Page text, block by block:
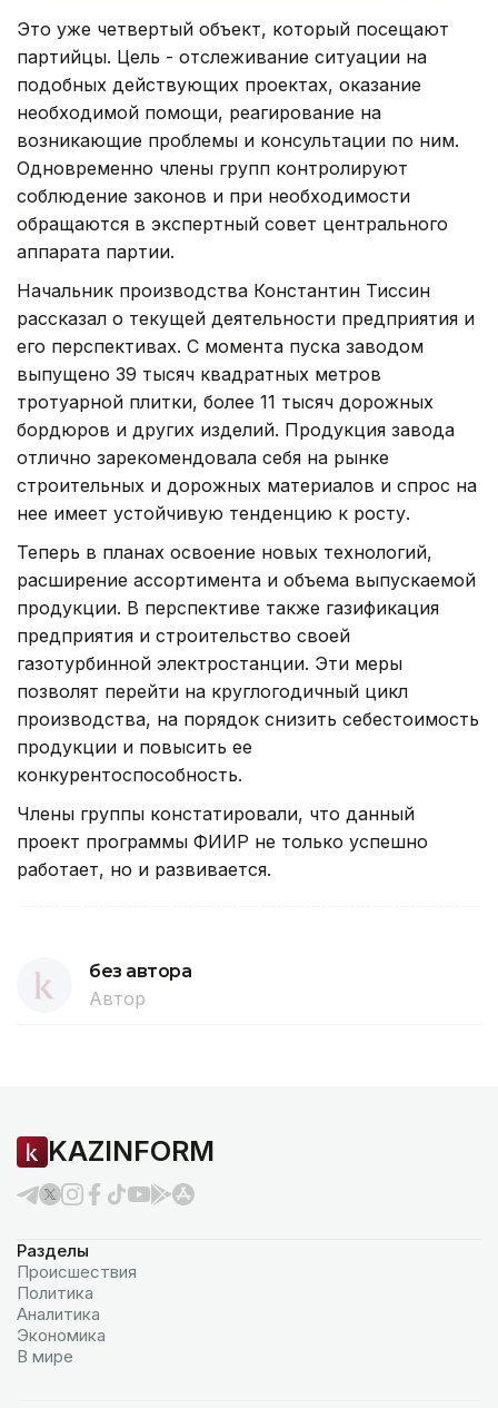
Это уже четвертый объект, который посещают
партийцы. Цель - отслеживание ситуации на
подобных действующих проектах, оказание
необходимой помощи, реагирование на
возникающие проблемы и консультации по ним.
Одновременно члены групп контролируют
соблюдение законов и при необходимости
обращаются в экспертный совет центрального
аппарата партии.
Начальник производства Константин Тиссин
рассказал о текущей деятельности предприятия и
его перспективах. С момента пуска заводом
выпущено 39 тысяч квадратных метров
тротуарной плитки, более 11 тысяч дорожных
бордюров и других изделий. Продукция завода
отлично зарекомендовала себя на рынке
строительных и дорожных материалов и спрос на
нее имеет устойчивую тенденцию к росту.
Теперь в планах освоение новых технологий,
расширение ассортимента и объема выпускаемой
продукции. В перспективе также газификация
предприятия и строительство своей
газотурбинной электростанции. Эти меры
позволят перейти на круглогодичный цикл
производства, на порядок снизить себестоимость
продукции и повысить ее
конкурентоспособность.
Члены группы констатировали, что данный
проект программы ФИИР не только успешно
работает, но и развивается.
без автора
Автор
KAZINFORM
Разделы
Происшествия
Политика
Аналитика
Экономика
В мире